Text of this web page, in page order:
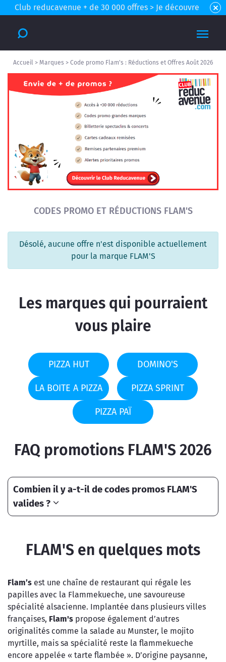
Club reducavenue + de 30 000 offres > Je découvre
Accueil > Marques > Code promo Flam's : Réductions et Offres Août 2026
CODES PROMO ET RÉDUCTIONS FLAM'S
Désolé, aucune offre n'est disponible actuellement
pour la marque FLAM'S
Les marques qui pourraient
vous plaire
PIZZA HUT DOMINO'S
LA BOITE A PIZZA PIZZA SPRINT
PIZZA PAÏ
FAQ promotions FLAM'S 2026
Combien il y a-t-il de codes promos FLAM'S
valides ?
FLAM'S en quelques mots
Flam’s est une chaîne de restaurant qui régale les
papilles avec la Flammekueche, une savoureuse
spécialité alsacienne. Implantée dans plusieurs villes
françaises, Flam's propose également d’autres
originalités comme la salade au Munster, le mojito
myrtille, mais sa spécialité reste la flammekueche
encore appelée « tarte flambée ». D’origine paysanne,